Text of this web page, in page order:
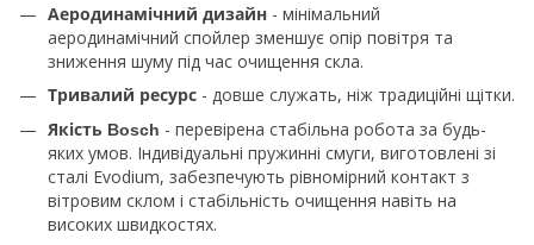
Аеродинамічний дизайн - мінімальний
аеродинамічний спойлер зменшує опір повітря та
зниження шуму під час очищення скла.
Тривалий ресурс - довше служать, ніж традиційні щітки.
Якість Bosch - перевірена стабільна робота за будь-
яких умов. Індивідуальні пружинні смуги, виготовлені зі
сталі Evodium, забезпечують рівномірний контакт з
вітровим склом і стабільність очищення навіть на
високих швидкостях.